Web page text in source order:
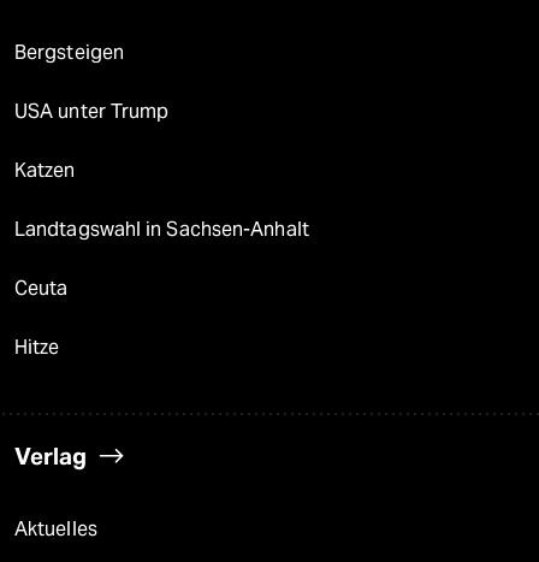
Bergsteigen
USA unter Trump
Katzen
Landtagswahl in Sachsen-Anhalt
Ceuta
Hitze
Verlag
Aktuelles